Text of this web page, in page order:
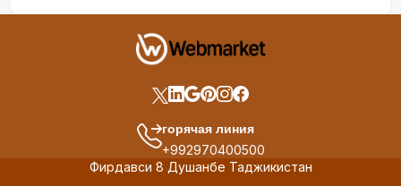
горячая линия
+992970400500
Фирдавси 8 Душанбе Таджикистан